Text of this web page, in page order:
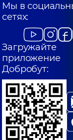
Мы в
сетях:
Загружайте
приложение
Добробут: